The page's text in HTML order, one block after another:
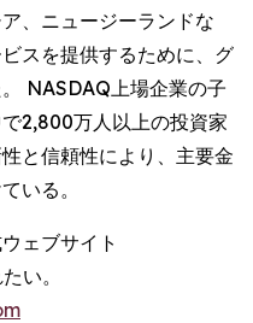
、ニュージーランドな
スを提供するために、グ
NASDAQ上場企業の子
2,800万人以上の投資家
と信頼性により、主要金
いる。
ェブサイト
い。